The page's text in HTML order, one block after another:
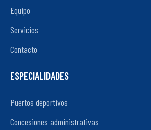
Equipo
Servicios
Contacto
ESPECIALIDADES
Puertos deportivos
Concesiones administrativas